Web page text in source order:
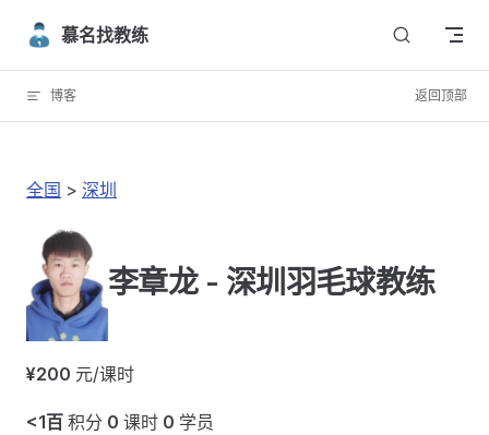
Skip to content
慕名找教练
博客 返回顶部
全国 > 深圳
李章龙 - 深圳羽毛球教练
¥200 元/课时
<1百 积分 0 课时 0 学员